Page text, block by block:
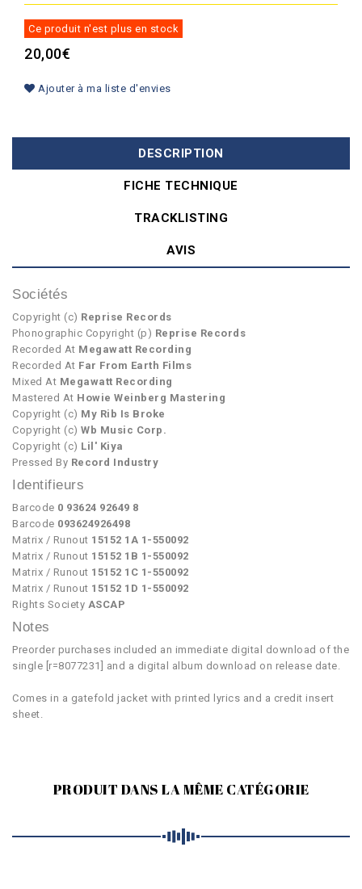
Ce produit n'est plus en stock
20,00€
Ajouter à ma liste d'envies
DESCRIPTION
FICHE TECHNIQUE
TRACKLISTING
AVIS
Sociétés
Copyright (c) Reprise Records
Phonographic Copyright (p) Reprise Records
Recorded At Megawatt Recording
Recorded At Far From Earth Films
Mixed At Megawatt Recording
Mastered At Howie Weinberg Mastering
Copyright (c) My Rib Is Broke
Copyright (c) Wb Music Corp.
Copyright (c) Lil' Kiya
Pressed By Record Industry
Identifieurs
Barcode 0 93624 92649 8
Barcode 093624926498
Matrix / Runout 15152 1A 1-550092
Matrix / Runout 15152 1B 1-550092
Matrix / Runout 15152 1C 1-550092
Matrix / Runout 15152 1D 1-550092
Rights Society ASCAP
Notes
Preorder purchases included an immediate digital download of the
single [r=8077231] and a digital album download on release date.
Comes in a gatefold jacket with printed lyrics and a credit insert
sheet.
PRODUIT DANS LA MÊME CATÉGORIE